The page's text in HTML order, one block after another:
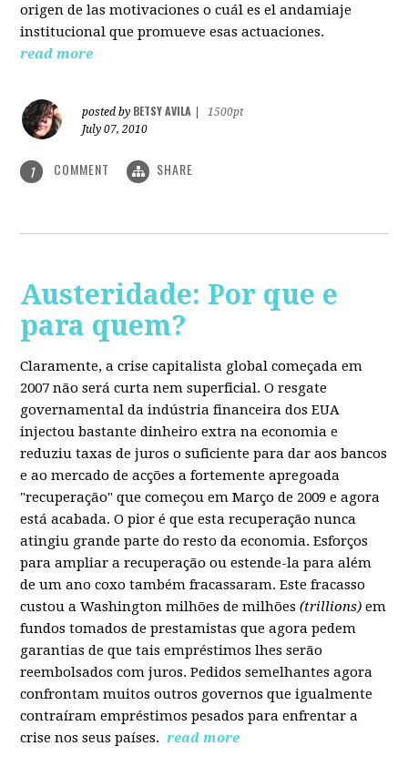
origen de las motivaciones o cuál es el andamiaje
institucional que promueve esas actuaciones.
read more
posted by BETSY AVILA
1500pt
July 07, 2010
1 COMMENT SHARE
Austeridade: Por que e
para quem?
Claramente, a crise capitalista global começada em
2007 não será curta nem superficial. O resgate
governamental da indústria financeira dos EUA
injectou bastante dinheiro extra na economia e
reduziu taxas de juros o suficiente para dar aos bancos
e ao mercado de acções a fortemente apregoada
"recuperação" que começou em Março de 2009 e agora
está acabada. O pior é que esta recuperação nunca
atingiu grande parte do resto da economia. Esforços
para ampliar a recuperação ou estende-la para além
de um ano coxo também fracassaram. Este fracasso
custou a Washington milhões de milhões(trillions) em
fundos tomados de prestamistas que agora pedem
garantias de que tais empréstimos lhes serão
reembolsados com juros. Pedidos semelhantes agora
confrontam muitos outros governos que igualmente
contraíram empréstimos pesados para enfrentar a
crise nos seus países. read more